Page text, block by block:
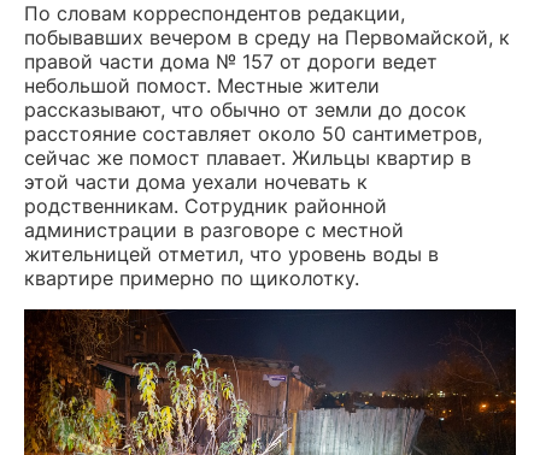
По словам корреспондентов редакции,
побывавших вечером в среду на Первомайской, к
правой части дома № 157 от дороги ведет
небольшой помост. Местные жители
рассказывают, что обычно от земли до досок
расстояние составляет около 50 сантиметров,
сейчас же помост плавает. Жильцы квартир в
этой части дома уехали ночевать к
родственникам. Сотрудник районной
администрации в разговоре с местной
жительницей отметил, что уровень воды в
квартире примерно по щиколотку.